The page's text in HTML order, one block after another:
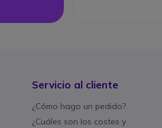
Servicio al cliente
¿Cómo hago un pedido?
¿Cuáles son los costes y